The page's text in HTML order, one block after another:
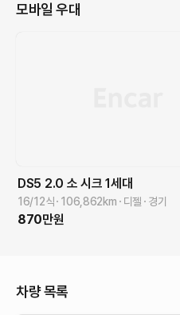
모바일 우대
DS5 2.0 소 시크 1세대
16/12식 106,862km 디젤 경기
870만원
차량 목록